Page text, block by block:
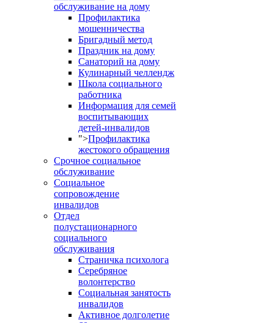
обслуживание на дому
Профилактика
мошенничества
Бригадный метод
Праздник на дому
Санаторий на дому
Кулинарный челлендж
Школа социального
работника
Информация для семей
воспитывающих
детей-инвалидов
">Профилактика
жестокого обращения
Срочное социальное
обслуживание
Социальное
сопровождение
инвалидов
Отдел
полустационарного
социального
обслуживания
Страничка психолога
Серебряное
волонтерство
Социальная занятость
инвалидов
Активное долголетие